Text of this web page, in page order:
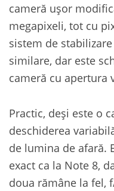
cameră ușor
megapixeli, tot cu
sistem de
similare, dar este
cameră cu apertura
Practic, deși este o
deschiderea
de lumina de afară.
exact ca la Note 8,
doua rămâne la fel,